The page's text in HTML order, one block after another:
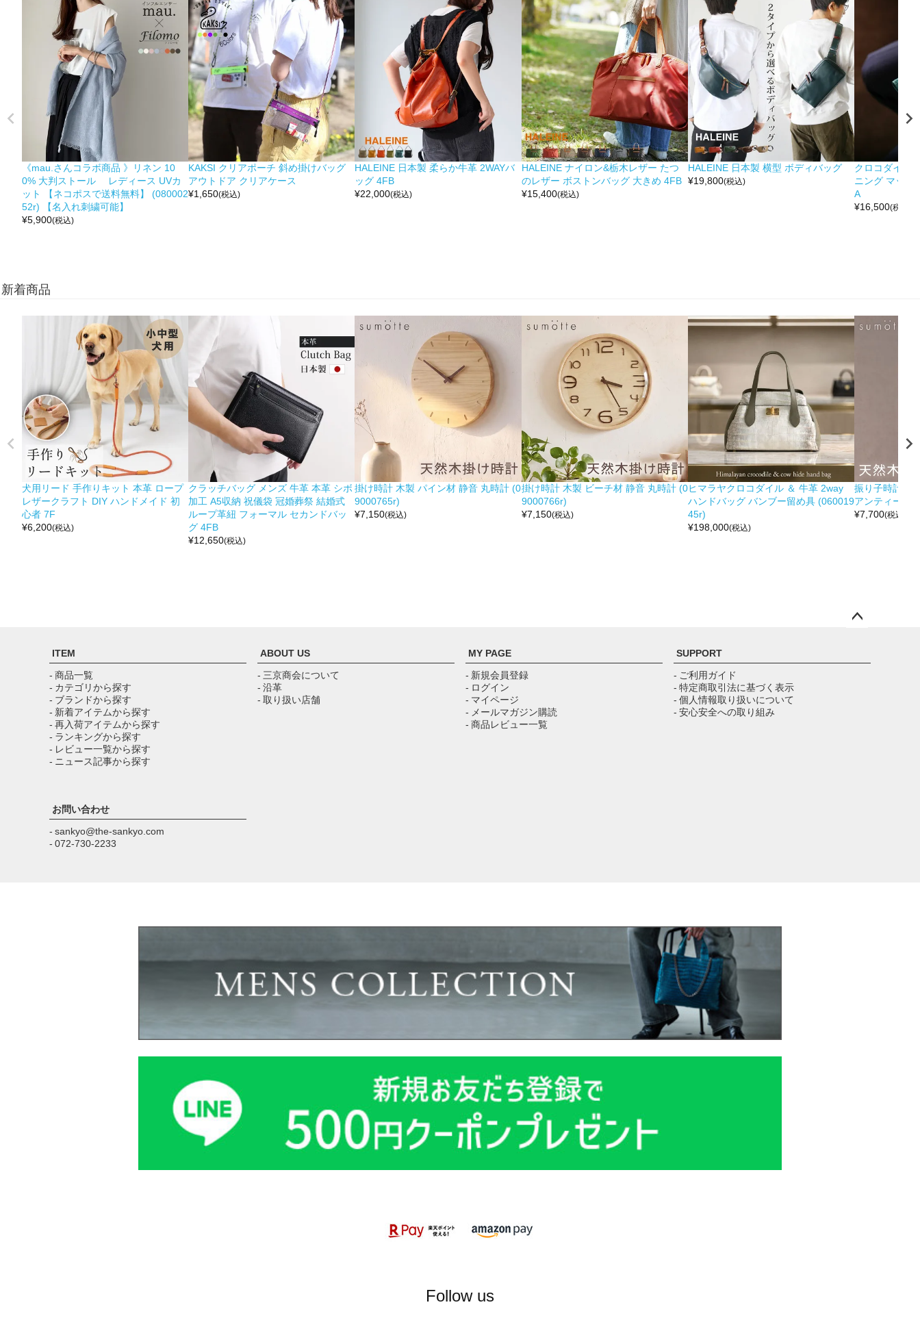
《mau.さんコラボ商品 》リネン 10
0% 大判ストール レディース UVカ
ット 【ネコポスで送料無料】 (080002
52r) 【名入れ刺繍可能】
¥5,900(税込)
KAKSI クリアポーチ 斜め掛けバッグ
アウトドア クリアケース
¥1,650(税込)
HALEINE 日本製 柔らか牛革 2WAYバ
ッグ 4FB
¥22,000(税込)
HALEINE ナイロン&栃木レザー たつ
のレザー ボストンバッグ 大きめ 4FB
¥15,400(税込)
HALEINE 日本製 横型 ボディバッグ
¥19,800(税込)
クロコダイル
ニング マット
A
¥16,500(税込)
新着商品
犬用リード 手作りキット 本革 ロープ
レザークラフト DIY ハンドメイド 初
心者 7F
¥6,200(税込)
クラッチバッグ メンズ 牛革 本革 シボ
加工 A5収納 祝儀袋 冠婚葬祭 結婚式
ループ革紐 フォーマル セカンドバッ
グ 4FB
¥12,650(税込)
掛け時計 木製 パイン材 静音 丸時計 (0
9000765r)
¥7,150(税込)
掛け時計 木製 ビーチ材 静音 丸時計 (0
9000766r)
¥7,150(税込)
ヒマラヤクロコダイル ＆ 牛革 2way
ハンドバッグ バンブー留め具 (060019
45r)
¥198,000(税込)
振り子時計 木
アンティーク
¥7,700(税込)
ップ
ITEM
- 商品一覧
- カテゴリから探す
- ブランドから探す
- 新着アイテムから探す
- 再入荷アイテムから探す
- ランキングから探す
- レビュー一覧から探す
- ニュース記事から探す
ABOUT US
- 三京商会について
- 沿革
- 取り扱い店舗
MY PAGE
- 新規会員登録
- ログイン
- マイページ
- メールマガジン購読
- 商品レビュー一覧
SUPPORT
- ご利用ガイド
- 特定商取引法に基づく表示
- 個人情報取り扱いについて
- 安心安全への取り組み
お問い合わせ
- sankyo@the-sankyo.com
- 072-730-2233
Follow us